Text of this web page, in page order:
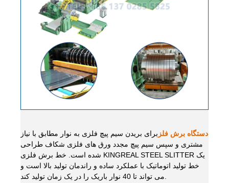
دستگاه برش فلز برای بریدن سیم پیچ فلزی به نوار مطابق با نیاز
مشتری و سپس سیم پیچ مجدد ورق های فلزی شکاف طراحی
شده است. خط برش فلزی KINGREAL STEEL SLITTER یک
خط تولید اتوماتیک با عملکرد ساده و راندمان تولید بالا است و